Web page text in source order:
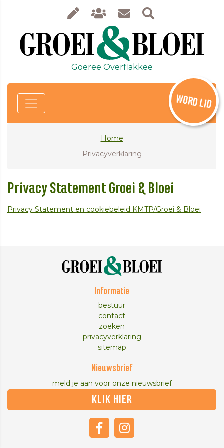
Goeree Overflakkee
WORD LID
Home
Privacyverklaring
Privacy Statement Groei & Bloei
Privacy Statement en cookiebeleid KMTP/Groei & Bloei
Informatie
bestuur
contact
zoeken
privacyverklaring
sitemap
Nieuwsbrief
meld je aan voor onze nieuwsbrief
KLIK HIER